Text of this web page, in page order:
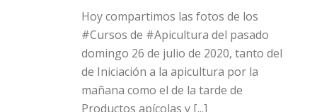
Hoy compartimos las fotos de los
#Cursos de #Apicultura del pasado
domingo 26 de julio de 2020, tanto del
de Iniciación a la apicultura por la
mañana como el de la tarde de
Productos apícolas y [...]